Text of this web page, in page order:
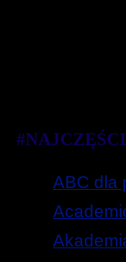
ABC dla